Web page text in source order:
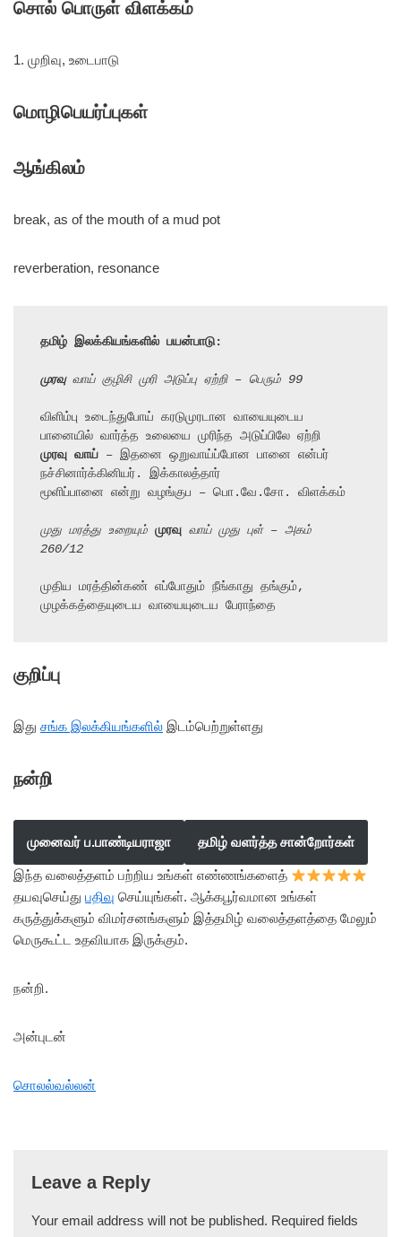
சொல் பொருள் விளக்கம்
1. முறிவு, உடைபாடு
மொழிபெயர்ப்புகள்
ஆங்கிலம்
break, as of the mouth of a mud pot
reverberation, resonance
தமிழ் இலக்கியங்களில் பயன்பாடு:
முரவு வாய் குழிசி முரி அடுப்பு ஏற்றி – பெரும் 99
விளிம்பு உடைந்துபோய் கரடுமுரடான வாயையுடைய
முரவு வாய் – இதனை ஒறுவாய்ப்போன பானை என்பர்
நச்சினார்க்கினியர். இக்காலத்தார்
மூளிப்பானை என்று வழங்குப – பொ.வே.சோ. விளக்கம்
முது மரத்து உறையும் முரவு வாய் முது புள் – அகம்
260/12
முதிய மரத்தின்கண் எப்போதும் நீங்காது தங்கும்,
முழக்கத்தையுடைய வாயையுடைய பேராந்தை
குறிப்பு
இது சங்க இலக்கியங்களில் இடம்பெற்றுள்ளது
நன்றி
முனைவர் ப.பாண்டியராஜா தமிழ் வளர்த்த சான்றோர்கள்
இந்த வலைத்தளம் பற்றிய உங்கள் எண்ணங்களைத்
தயவுசெய்து பதிவு செய்யுங்கள். ஆக்கபூர்வமான உங்கள்
கருத்துக்களும் விமர்சனங்களும் இத்தமிழ் வலைத்தளத்தை மேலும்
மெருகூட்ட உதவியாக இருக்கும்.
நன்றி.
அன்புடன்
சொலல்வல்லன்
Leave a Reply
Your email address will not be published. Required fields